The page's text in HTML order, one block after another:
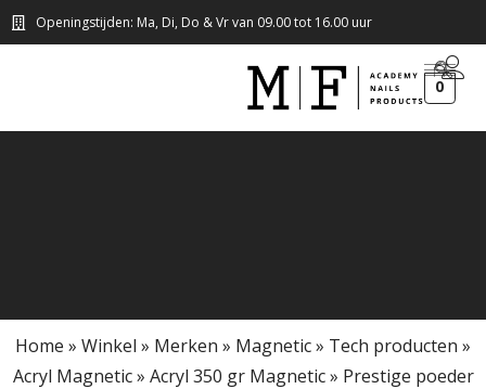
Openingstijden: Ma, Di, Do & Vr van 09.00 tot 16.00 uur
0
Home » Winkel » Merken » Magnetic» Tech producten »
Acryl Magnetic» Acryl 350 gr Magnetic» Prestige poeder